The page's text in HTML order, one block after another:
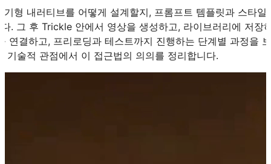
기형 내러티브를 어떻게 설계할지, 프롬프트 템플릿과 스타일
. 그 후 Trickle 안에서 영상을 생성하고, 라이브러리에 저장
연결하고, 프리로딩과 테스트까지 진행하는 단계별 과정을
기술적 관점에서 이 접근법의 의의를 정리합니다.